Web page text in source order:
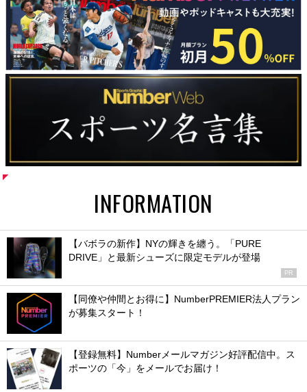
INFORMATION
【バボラの新作】NYの輝きを纏う。「PURE
DRIVE」と最新シューズに限定モデルが登場
PR
【同僚や仲間とお得に】NumberPREMIER法人プラン
が募集スタート！
【登録無料】Numberメールマガジン好評配信中。ス
ポーツの「今」をメールでお届け！